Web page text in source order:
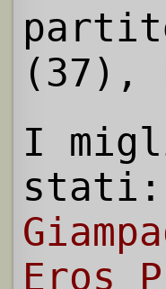
(37),
I
stati:
Eros